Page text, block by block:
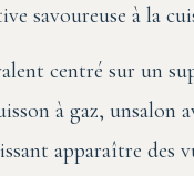
savoureuse à la
centré sur un
à gaz, unsalon
apparaître des